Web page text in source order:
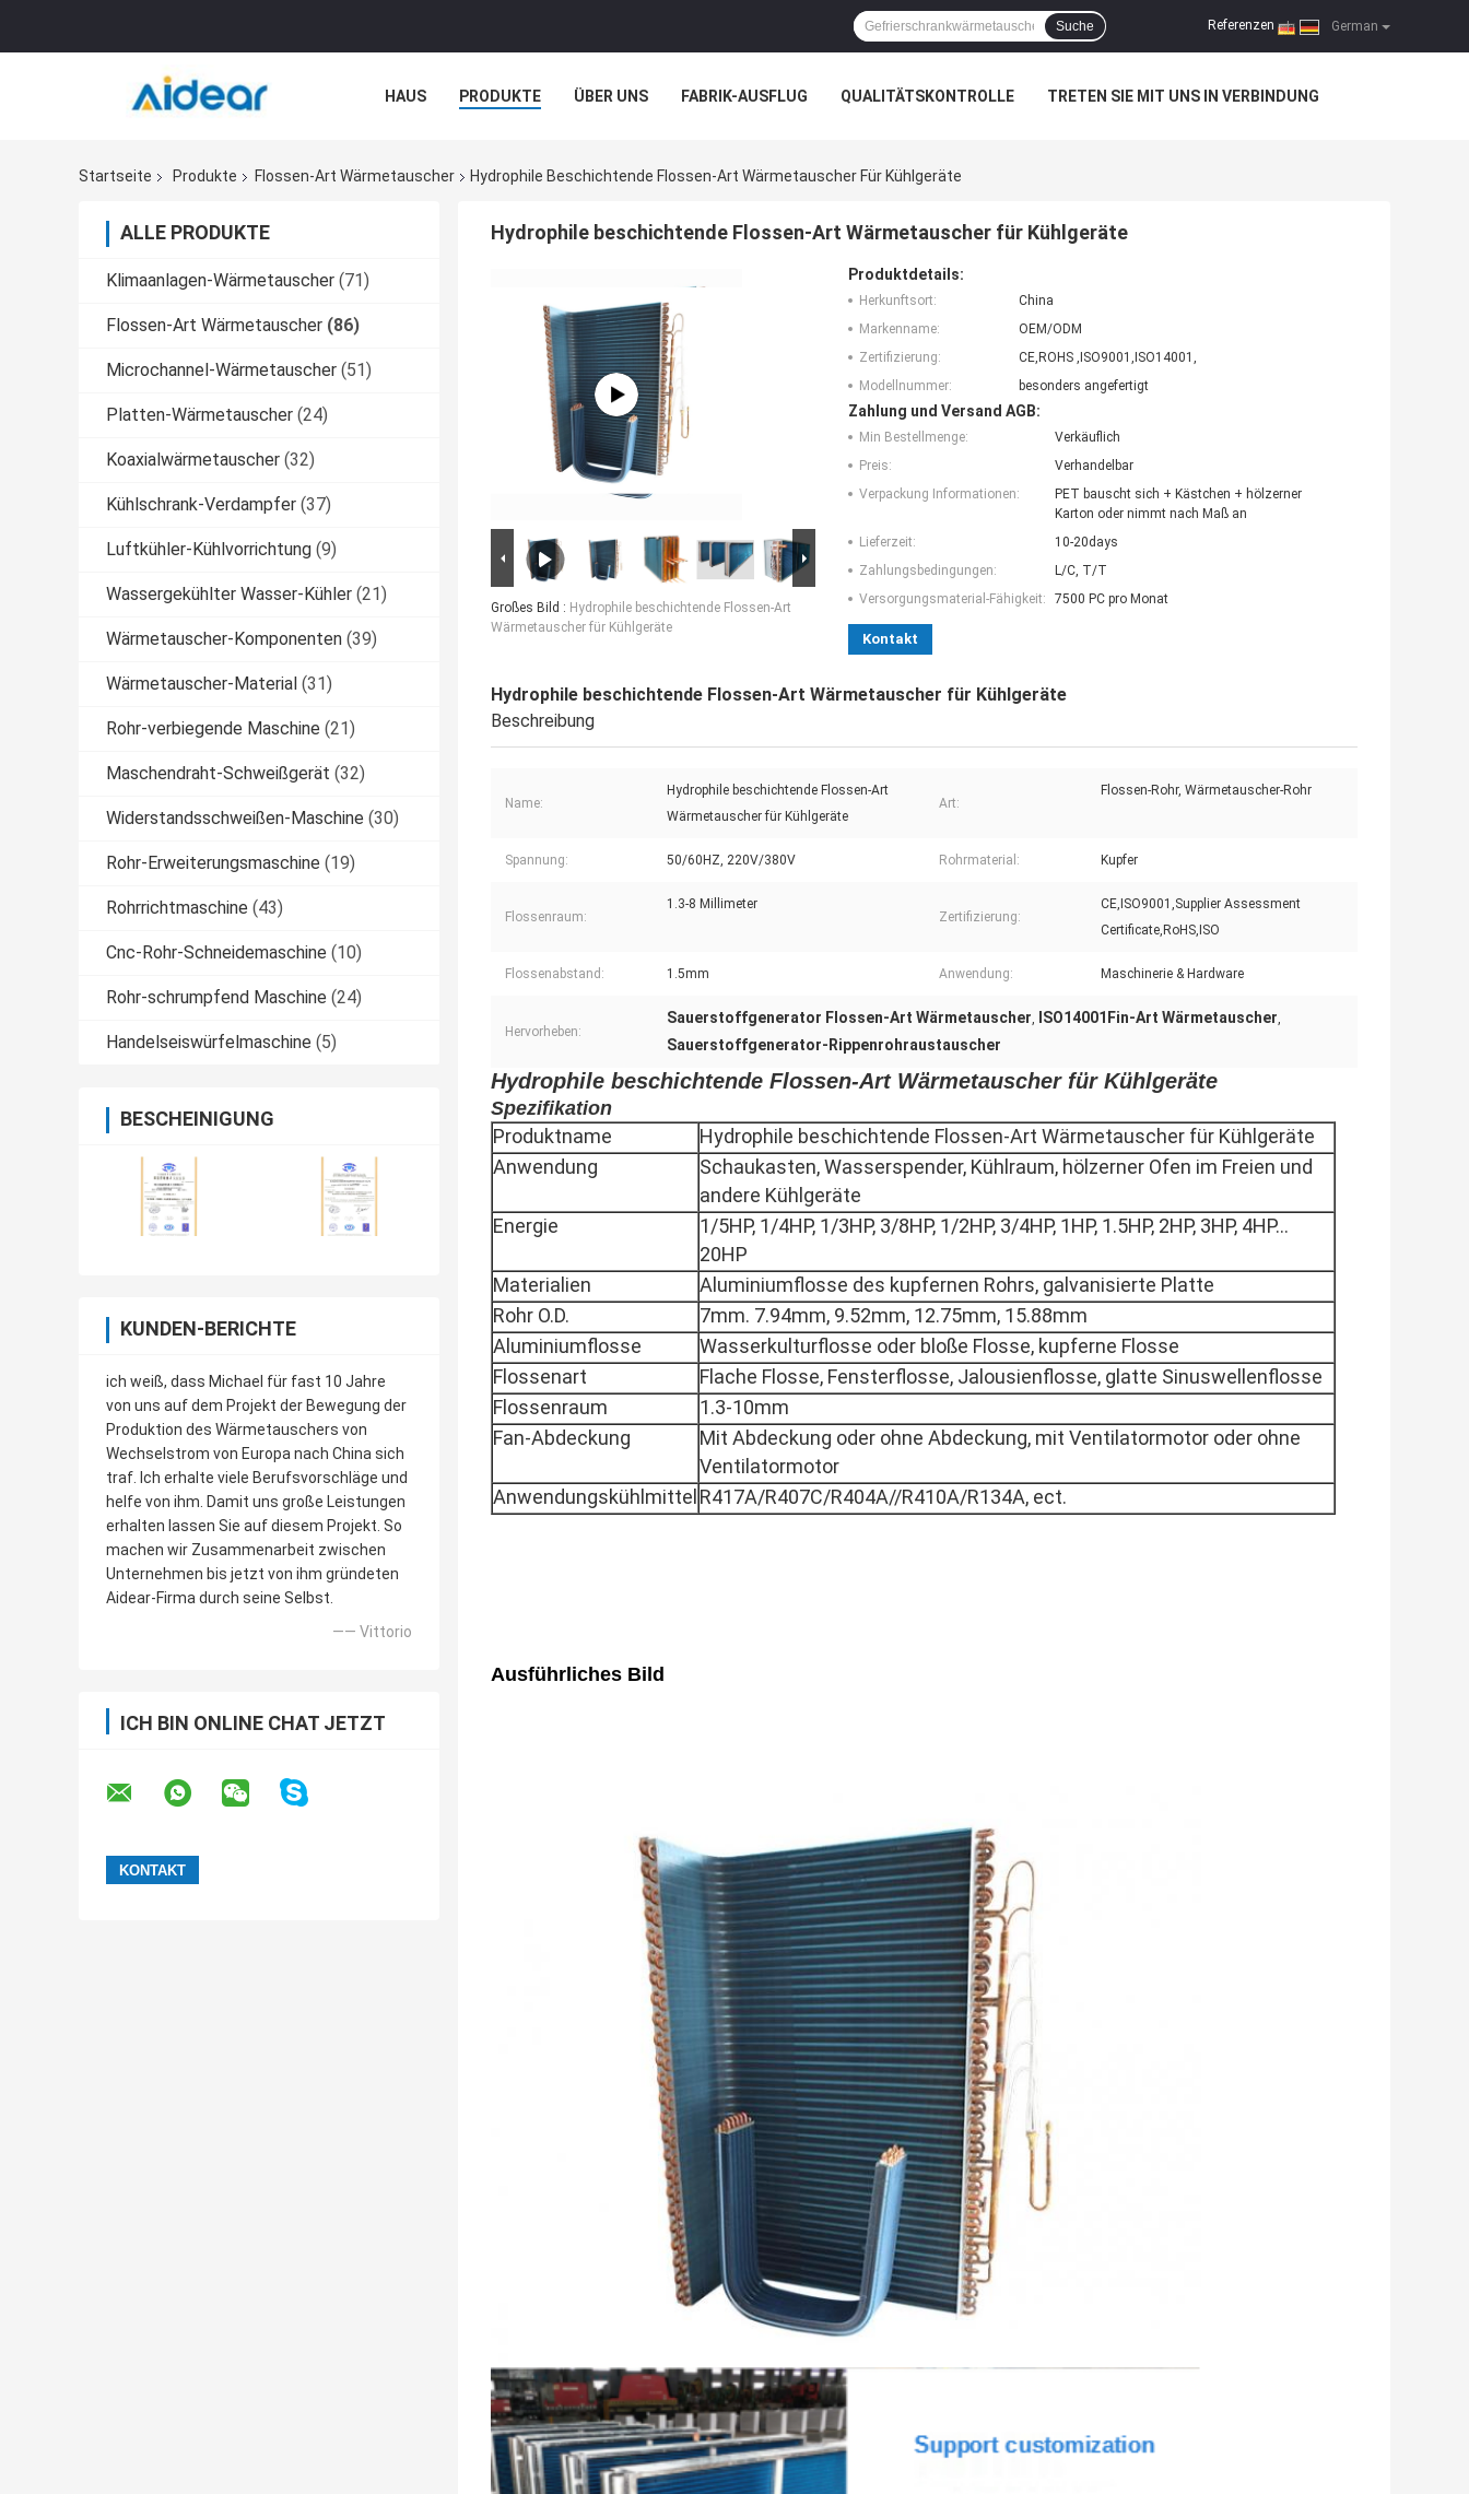
German
Referenzen |
Suche
HAUS PRODUKTE ÜBER UNS FABRIK-AUSFLUG QUALITÄTSKONTROLLE TRETEN SIE MIT UNS IN VERBINDUNG
Startseite
Produkte Flossen-Art Wärmetauscher Hydrophile Beschichtende Flossen-Art Wärmetauscher Für Kühlgeräte
ALLE PRODUKTE
Klimaanlagen-Wärmetauscher (71)
Flossen-Art Wärmetauscher (86)
Microchannel-Wärmetauscher (51)
Platten-Wärmetauscher (24)
Koaxialwärmetauscher (32)
Kühlschrank-Verdampfer (37)
Luftkühler-Kühlvorrichtung (9)
Wassergekühlter Wasser-Kühler (21)
Wärmetauscher-Komponenten (39)
Wärmetauscher-Material (31)
Rohr-verbiegende Maschine (21)
Maschendraht-Schweißgerät (32)
Widerstandsschweißen-Maschine (30)
Rohr-Erweiterungsmaschine (19)
Rohrrichtmaschine (43)
Cnc-Rohr-Schneidemaschine (10)
Rohr-schrumpfend Maschine (24)
Handelseiswürfelmaschine (5)
BESCHEINIGUNG
KUNDEN-BERICHTE
ich weiß, dass Michael für fast 10 Jahre
von uns auf dem Projekt der Bewegung der
Produktion des Wärmetauschers von
Wechselstrom von Europa nach China sich
traf. Ich erhalte viele Berufsvorschläge und
helfe von ihm. Damit uns große Leistungen
erhalten lassen Sie auf diesem Projekt. So
machen wir Zusammenarbeit zwischen
Unternehmen bis jetzt von ihm gründeten
Aidear-Firma durch seine Selbst.
—— Vittorio
ICH BIN ONLINE CHAT JETZT
Hydrophile beschichtende Flossen-Art Wärmetauscher für Kühlgeräte
Großes Bild : Hydrophile beschichtende Flossen-Art
Wärmetauscher für Kühlgeräte
Produktdetails:
Herkunftsort:
China
Markenname:
OEM/ODM
Zertifizierung:
CE,ROHS ,ISO9001,ISO14001,
Modellnummer:
besonders angefertigt
Zahlung und Versand AGB:
Min Bestellmenge:
Verkäuflich
Preis:
Verhandelbar
Verpackung Informationen:
PET bauscht sich + Kästchen + hölzerner
Karton oder nimmt nach Maß an
Lieferzeit:
10-20days
Zahlungsbedingungen:
L/C, T/T
Versorgungsmaterial-Fähigkeit:
7500 PC pro Monat
Kontakt
Hydrophile beschichtende Flossen-Art Wärmetauscher für Kühlgeräte
Beschreibung
Name:
Hydrophile beschichtende Flossen-Art
Wärmetauscher für Kühlgeräte
Art:
Flossen-Rohr, Wärmetauscher-Rohr
Spannung: 50/60HZ, 220V/380V Rohrmaterial: Kupfer
Flossenraum:
1.3-8 Millimeter
Zertifizierung:
CE,ISO9001,Supplier Assessment
Certificate,RoHS,ISO
Flossenabstand: 1.5mm Anwendung: Maschinerie & Hardware
Hervorheben:
Sauerstoffgenerator Flossen-Art Wärmetauscher, ISO14001Fin-Art Wärmetauscher,
Sauerstoffgenerator-Rippenrohraustauscher
Hydrophile beschichtende Flossen-Art Wärmetauscher für Kühlgeräte
Spezifikation
Produktname
Hydrophile beschichtende Flossen-Art Wärmetauscher für Kühlgeräte
Anwendung
Schaukasten, Wasserspender, Kühlraum, hölzerner Ofen im Freien und
andere Kühlgeräte
Energie
1/5HP, 1/4HP, 1/3HP, 3/8HP, 1/2HP, 3/4HP, 1HP, 1.5HP, 2HP, 3HP, 4HP…
20HP
Materialien
Aluminiumflosse des kupfernen Rohrs, galvanisierte Platte
Rohr O.D.
7mm. 7.94mm, 9.52mm, 12.75mm, 15.88mm
Aluminiumflosse
Wasserkulturflosse oder bloße Flosse, kupferne Flosse
Flossenart
Flache Flosse, Fensterflosse, Jalousienflosse, glatte Sinuswellenflosse
Flossenraum
1.3-10mm
Fan-Abdeckung
Mit Abdeckung oder ohne Abdeckung, mit Ventilatormotor oder ohne
Ventilatormotor
Anwendungskühlmittel R417A/R407C/R404A//R410A/R134A, ect.
Ausführliches Bild